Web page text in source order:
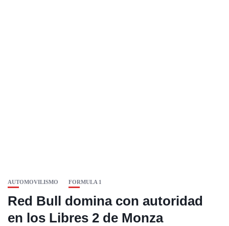
AUTOMOVILISMO FORMULA 1
Red Bull domina con autoridad
en los Libres 2 de Monza